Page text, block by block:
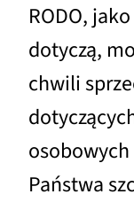
RODO,
dotyczą,
chwili
Państwa